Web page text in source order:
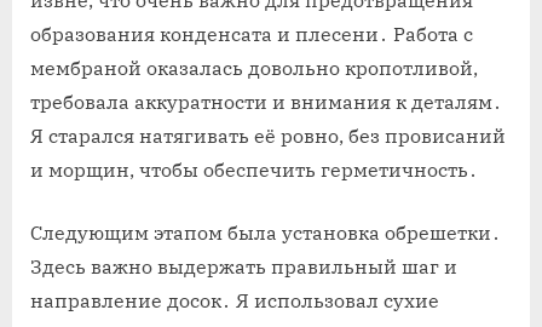
образования конденсата и плесени․ Работа с
мембраной оказалась довольно кропотливой,
требовала аккуратности и внимания к деталям․
Я старался натягивать её ровно, без провисаний
и морщин, чтобы обеспечить герметичность․
Следующим этапом была установка обрешетки․
Здесь важно выдержать правильный шаг и
направление досок․ Я использовал сухие